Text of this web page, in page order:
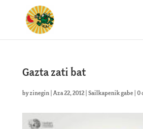
Gazta zati bat
byzinegin| Aza 22, 2012| Sailkapenik gabe| 0